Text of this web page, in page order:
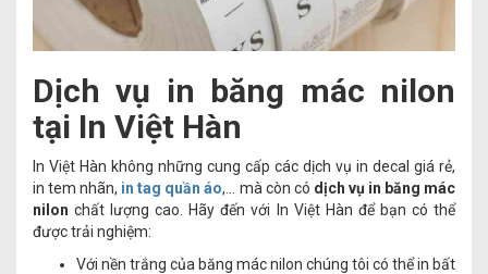
Dịch vụ in băng mác nilon
tại In Việt Hàn
In Việt Hàn không những cung cấp các dịch vụ in decal giá rẻ,
in tem nhãn, in tag quần áo,... mà còn có dịch vụ in băng mác
nilon chất lượng cao. Hãy đến với In Việt Hàn để bạn có thể
được trải nghiệm:
Với nền trắng của băng mác nilon chúng tôi có thể in bất